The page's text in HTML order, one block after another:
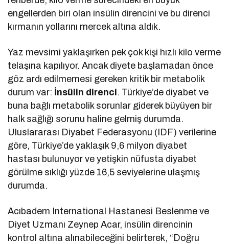
engellerden biri olan insülin direncini ve bu direnci
kırmanın yollarını mercek altına aldık.
Yaz mevsimi yaklaşırken pek çok kişi hızlı kilo verme
telaşına kapılıyor. Ancak diyete başlamadan önce
göz ardı edilmemesi gereken kritik bir metabolik
durum var: İnsülin direnci. Türkiye’de diyabet ve
buna bağlı metabolik sorunlar giderek büyüyen bir
halk sağlığı sorunu haline gelmiş durumda.
Uluslararası Diyabet Federasyonu (IDF) verilerine
göre, Türkiye’de yaklaşık 9,6 milyon diyabet
hastası bulunuyor ve yetişkin nüfusta diyabet
görülme sıklığı yüzde 16,5 seviyelerine ulaşmış
durumda.
Acıbadem International Hastanesi Beslenme ve
Diyet Uzmanı Zeynep Acar, insülin direncinin
kontrol altına alınabileceğini belirterek, “Doğru